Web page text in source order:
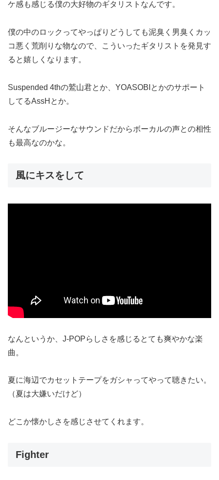
ケ感も感じる僕の大好物のギタリストなんです。
僕の中のロックってやっぱりどうしても泥臭く男臭くカッ
コ悪く荒削りな物なので、こういったギタリストを発見す
ると嬉しくなります。
Suspended 4thの鷲山君とか、YOASOBIとかのサポート
してるAssHとか。
そんなブルージーなサウンドだからボーカルの声との相性
も最高なのかな。
風にキスをして
なんというか、J-POPらしさを感じるとても爽やかな楽
曲。
夏に海辺でカセットテープをガシャってやって聴きたい。
（夏は大嫌いだけど）
どこか懐かしさを感じさせてくれます。
Fighter